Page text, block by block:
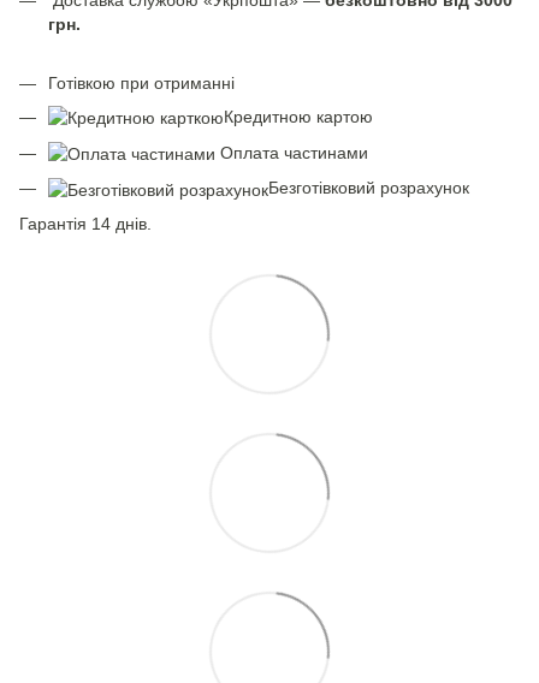
грн.
Готівкою при отриманні
Кредитною картою
Оплата частинами
Безготівковий розрахунок
Гарантія 14 днів.